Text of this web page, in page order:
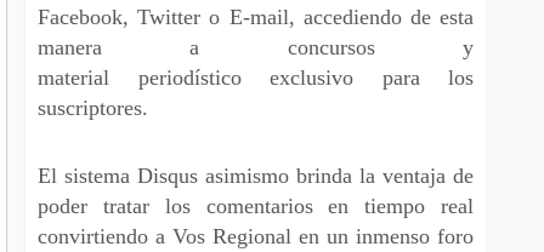
Facebook, Twitter o E-mail, accediendo de esta
manera a concursos y
material periodístico exclusivo para los
suscriptores.
El sistema Disqus asimismo brinda la ventaja de
poder tratar los comentarios en tiempo real
convirtiendo a Vos Regional en un inmenso foro